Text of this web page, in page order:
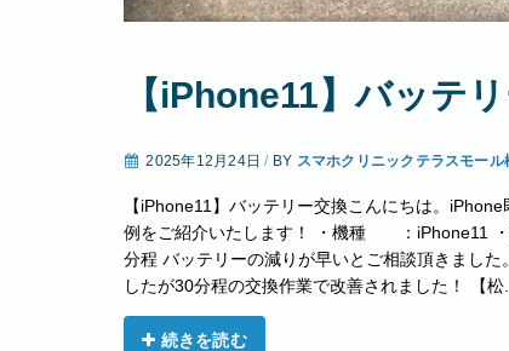
【iPhone11】バッテ
2025年12月24日/ BY スマホクリニックテラスモール
【iPhone11】バッテリー交換こんにちは。
例をご紹介いたします！ ・機種 ：iPhone11 ・
分程 バッテリーの減りが早いとご相談頂きまし
したが30分程の交換作業で改善されました！ 【松...
続きを読む